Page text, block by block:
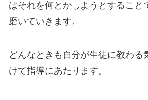
はそれを何とかしようとすること
磨いていきます。
どんなときも自分が生徒に教わる
けて指導にあたります。